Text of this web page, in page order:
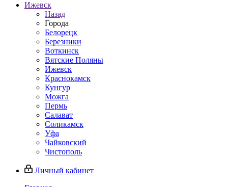
Ижевск
Назад
Города
Белорецк
Березники
Воткинск
Вятские Поляны
Ижевск
Краснокамск
Кунгур
Можга
Пермь
Салават
Соликамск
Уфа
Чайковский
Чистополь
Личный кабинет